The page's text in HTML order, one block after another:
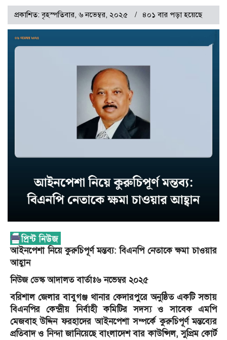
প্রকাশিত: বৃহস্পতিবার, ৬ নভেম্বর, ২০২৫ ৪০১ বার পড়া হয়েছে
আইনপেশা নিয়ে কুরুচিপূর্ণ মন্তব্য: বিএনপি নেতাকে ক্ষমা চাওয়ার
আহ্বান
নিউজ ডেস্ক আদালত বার্তাঃ৬ নভেম্বর ২০২৫
বরিশাল জেলার বাবুগঞ্জ থানার কেদারপুরে অনুষ্ঠিত একটি সভায়
বিএনপির কেন্দ্রীয় নির্বাহী কমিটির সদস্য ও সাবেক এমপি
মেজবাহ উদ্দিন ফরহাদের আইনপেশা সম্পর্কে কুরুচিপূর্ণ মন্তব্যের
প্রতিবাদ ও নিন্দা জানিয়েছে বাংলাদেশ বার কাউন্সিল, সুপ্রিম কোর্ট